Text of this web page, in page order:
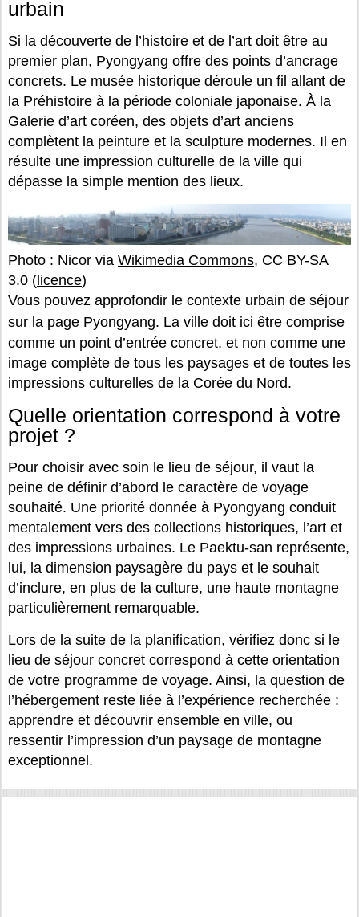
urbain
Si la découverte de l’histoire et de l’art doit être au
premier plan, Pyongyang offre des points d’ancrage
concrets. Le musée historique déroule un fil allant de
la Préhistoire à la période coloniale japonaise. À la
Galerie d’art coréen, des objets d’art anciens
complètent la peinture et la sculpture modernes. Il en
résulte une impression culturelle de la ville qui
dépasse la simple mention des lieux.
Photo : Nicor via Wikimedia Commons, CC BY-SA
3.0 (licence)
Vous pouvez approfondir le contexte urbain de séjour
sur la page Pyongyang. La ville doit ici être comprise
comme un point d’entrée concret, et non comme une
image complète de tous les paysages et de toutes les
impressions culturelles de la Corée du Nord.
Quelle orientation correspond à votre
projet ?
Pour choisir avec soin le lieu de séjour, il vaut la
peine de définir d’abord le caractère de voyage
souhaité. Une priorité donnée à Pyongyang conduit
mentalement vers des collections historiques, l’art et
des impressions urbaines. Le Paektu-san représente,
lui, la dimension paysagère du pays et le souhait
d’inclure, en plus de la culture, une haute montagne
particulièrement remarquable.
Lors de la suite de la planification, vérifiez donc si le
lieu de séjour concret correspond à cette orientation
de votre programme de voyage. Ainsi, la question de
l’hébergement reste liée à l’expérience recherchée :
apprendre et découvrir ensemble en ville, ou
ressentir l’impression d’un paysage de montagne
exceptionnel.